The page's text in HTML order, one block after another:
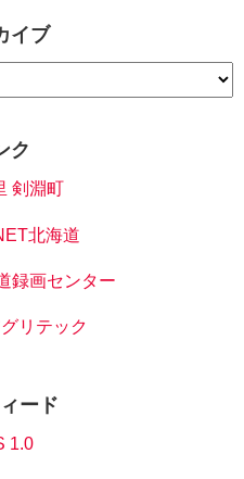
イブ
ク
剣淵町
北海道
録画センター
リテック
ード
1.0